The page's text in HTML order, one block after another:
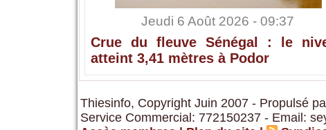
Jeudi 6 Août 2026 - 09:37
Crue du fleuve Sénégal : le
atteint 3,41 mètres à Podor
Thiesinfo, Copyright Juin 2007 - Propulsé
Service Commercial: 772150237 - Email: